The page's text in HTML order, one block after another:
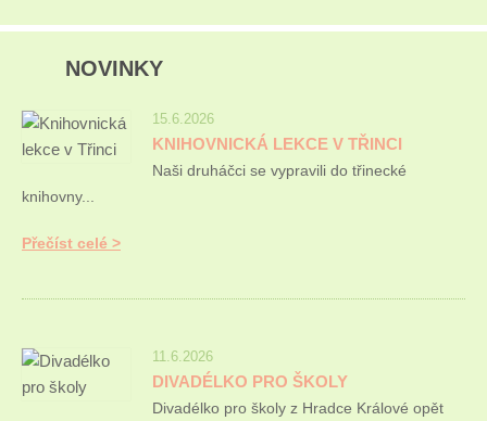
NOVINKY
15.6.2026
KNIHOVNICKÁ LEKCE V TŘINCI
Naši druháčci se vypravili do třinecké
knihovny...
Přečíst celé
11.6.2026
DIVADÉLKO PRO ŠKOLY
Divadélko pro školy z Hradce Králové opět